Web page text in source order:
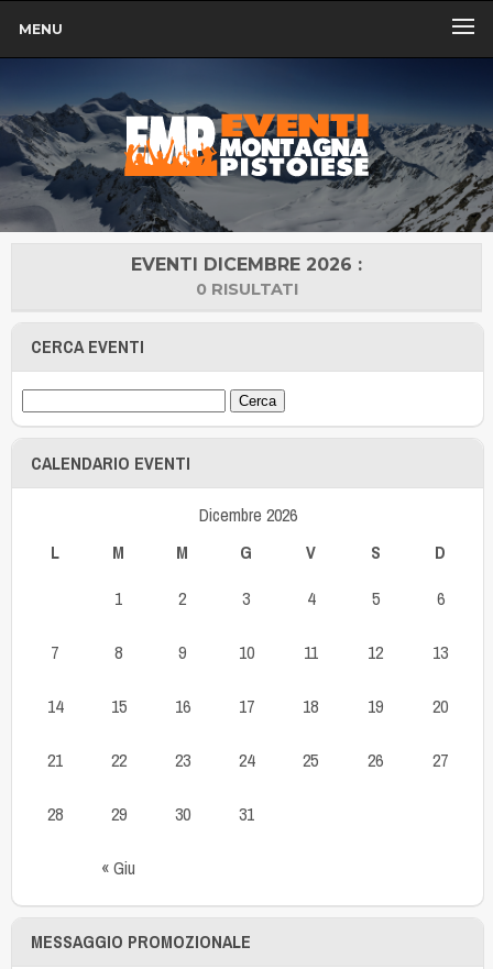
MENU
EVENTI DICEMBRE 2026 :
0 RISULTATI
CERCA EVENTI
CALENDARIO EVENTI
Dicembre 2026
L
M M G V S D
« Giu
1 2 3 4 5 6
7 8 9 10 11 12 13
14 15 16 17 18 19 20
21 22 23 24 25 26 27
28 29 30 31
MESSAGGIO PROMOZIONALE